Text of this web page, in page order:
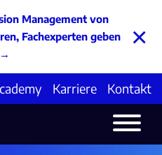
Management von
Fachexperten geben
×
Karriere Kontakt